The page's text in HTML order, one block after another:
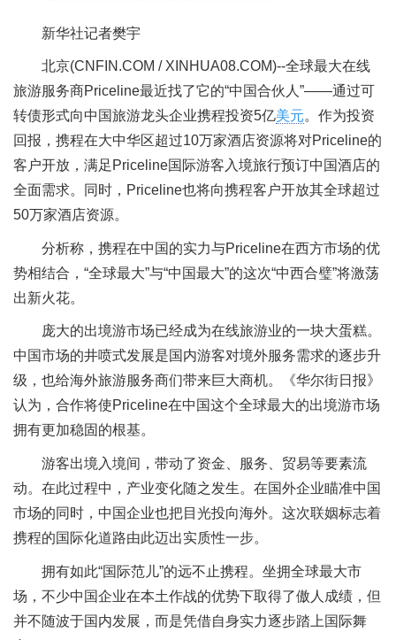
新华社记者樊宇
北京(CNFIN.COM / XINHUA08.COM)--全球最大在线
旅游服务商Priceline最近找了它的“中国合伙人”——通过可
转债形式向中国旅游龙头企业携程投资5亿美元。作为投资
回报，携程在大中华区超过10万家酒店资源将对Priceline的
客户开放，满足Priceline国际游客入境旅行预订中国酒店的
全面需求。同时，Priceline也将向携程客户开放其全球超过
50万家酒店资源。
分析称，携程在中国的实力与Priceline在西方市场的优
势相结合，“全球最大”与“中国最大”的这次“中西合璧”将激荡
出新火花。
庞大的出境游市场已经成为在线旅游业的一块大蛋糕。
中国市场的井喷式发展是国内游客对境外服务需求的逐步升
级，也给海外旅游服务商们带来巨大商机。《华尔街日报》
认为，合作将使Priceline在中国这个全球最大的出境游市场
拥有更加稳固的根基。
游客出境入境间，带动了资金、服务、贸易等要素流
动。在此过程中，产业变化随之发生。在国外企业瞄准中国
市场的同时，中国企业也把目光投向海外。这次联姻标志着
携程的国际化道路由此迈出实质性一步。
拥有如此“国际范儿”的远不止携程。坐拥全球最大市
场，不少中国企业在本土作战的优势下取得了傲人成绩，但
并不随波于国内发展，而是凭借自身实力逐步踏上国际舞